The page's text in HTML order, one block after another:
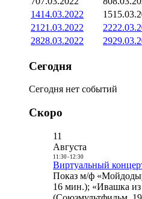
1414.03.2022 15
21 21.03.2022 22
2828.03.2022 29
Сегодня
Сегодня нет событий
Скоро
11
Августа
11:30- 12:30
Виртуальный
Показ м/ф
16 мин.); «Ивашка